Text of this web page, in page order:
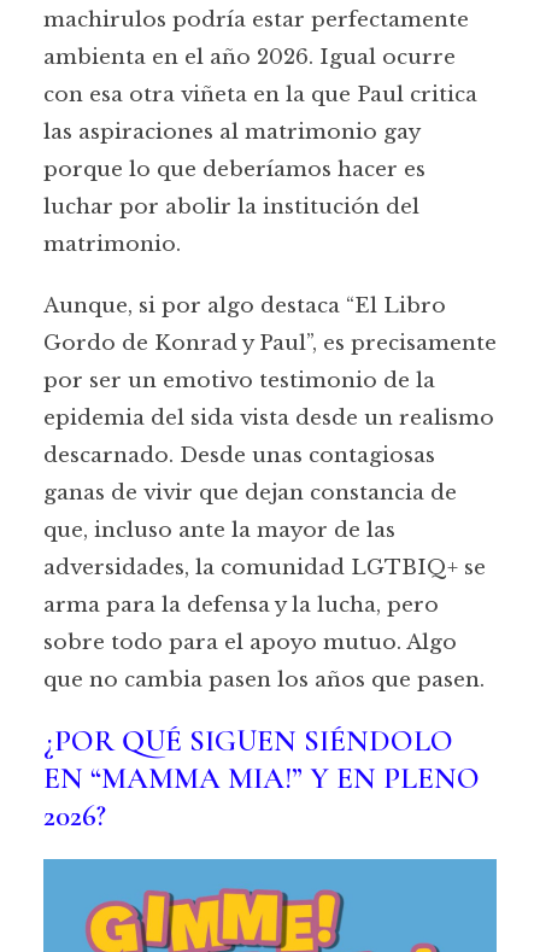
KONRAD Y PAUL SIGUEN
SIENDO MUCHO MÁS QUE
NECESARIOS
Por Raül De Tena EnLibros y Cómics
hace 2 meses
10 Min Lectura
machirulos podría estar perfectamente
ambienta en el año 2026. Igual ocurre
con esa otra viñeta en la que Paul critica
las aspiraciones al matrimonio gay
porque lo que deberíamos hacer es
luchar por abolir la institución del
matrimonio.
Aunque, si por algo destaca “El Libro
Gordo de Konrad y Paul”, es precisamente
por ser un emotivo testimonio de la
epidemia del sida vista desde un realismo
descarnado. Desde unas contagiosas
ganas de vivir que dejan constancia de
que, incluso ante la mayor de las
adversidades, la comunidad LGTBIQ+ se
arma para la defensa y la lucha, pero
sobre todo para el apoyo mutuo. Algo
que no cambia pasen los años que pasen.
¿POR QUÉ SIGUEN SIÉNDOLO
EN “MAMMA MIA!” Y EN PLENO
2026?